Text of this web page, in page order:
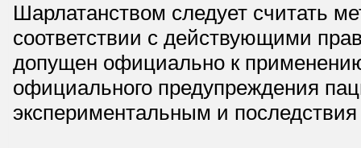
Шарлатанством следует считать
соответствии с действующими
допущен официально к
официального предупреждения
экспериментальным и